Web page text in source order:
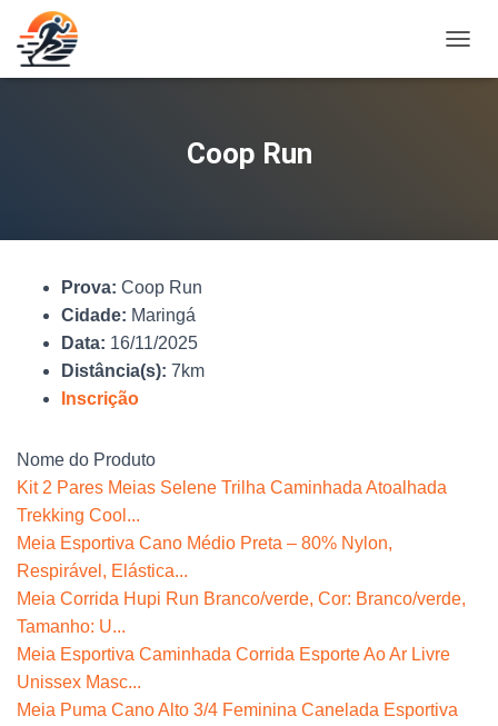
L
Coop Run
Prova: Coop Run
Cidade: Maringá
Data: 16/11/2025
Distância(s): 7km
Inscrição
Nome do Produto
Kit 2 Pares Meias Selene Trilha Caminhada Atoalhada
Trekking Cool...
Meia Esportiva Cano Médio Preta – 80% Nylon,
Respirável, Elástica...
Meia Corrida Hupi Run Branco/verde, Cor: Branco/verde,
Tamanho: U...
Meia Esportiva Caminhada Corrida Esporte Ao Ar Livre
Unissex Masc...
Meia Puma Cano Alto 3/4 Feminina Canelada Esportiva